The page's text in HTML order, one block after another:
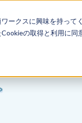
ークスに興味を持っ
の取得と利用に同